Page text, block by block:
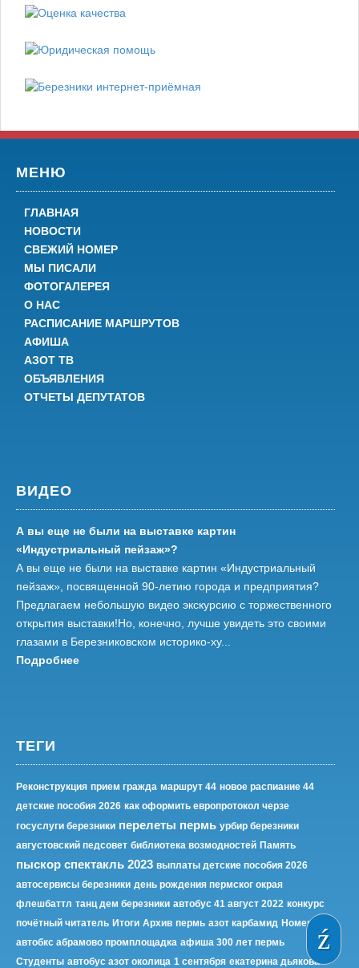
МЕНЮ
ГЛАВНАЯ
НОВОСТИ
СВЕЖИЙ НОМЕР
МЫ ПИСАЛИ
ФОТОГАЛЕРЕЯ
О НАС
РАСПИСАНИЕ МАРШРУТОВ
АФИША
АЗОТ ТВ
ОБЪЯВЛЕНИЯ
ОТЧЕТЫ ДЕПУТАТОВ
ВИДЕО
А вы еще не были на выставке картин
«Индустриальный пейзаж»?
А вы еще не были на выставке картин «Индустриальный
пейзаж», посвященной 90-летию города и предприятия?
Предлагаем небольшую видео экскурсию с торжественного
открытия выставки!Но, конечно, лучше увидеть это своими
глазами в Березниковском историко-ху...
Подробнее
ТЕГИ
Реконструкция прием гражда маршрут 44 новое распиание 44
детские пособия 2026 как оформить европротокол черзе
госуслуги березники перелеты пермь урбир березники
августовский педсовет библиотека возмодностей Память
пыскор спектакль 2023 выплаты детские пособия 2026
автосервисы березники день рождения пермског окрая
флешбаттл танц дем березники автобус 41 август 2022 конкурс
почётный читатель Итоги Архив пермь азот карбамид Номер
автобкс абрамово промплощадка афиша 300 лет пермь
Студенты автобус азот околица 1 сентября екатерина дьякова